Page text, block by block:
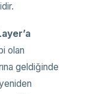
olan
geldiğinde